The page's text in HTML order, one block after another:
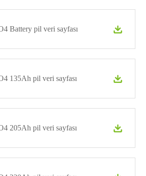
Battery pil veri sayfası 
135Ah pil veri sayfası 
205Ah pil veri sayfası 